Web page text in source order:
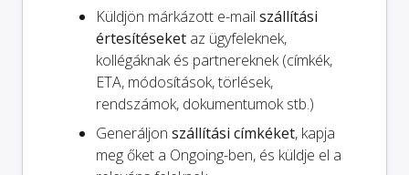
Küldjön márkázott e-mail szállítási
értesítéseket az ügyfeleknek,
kollégáknak és partnereknek (címkék,
ETA, módosítások, törlések,
rendszámok, dokumentumok stb.)
Generáljon szállítási címkéket, kapja
meg őket a Ongoing-ben, és küldje el a